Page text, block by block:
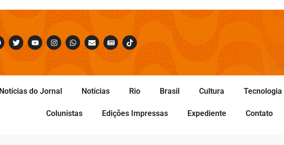
Notícias do Jornal Notícias Rio Brasil Cultura Tecnologia
Colunistas Edições Impressas Expediente Contato